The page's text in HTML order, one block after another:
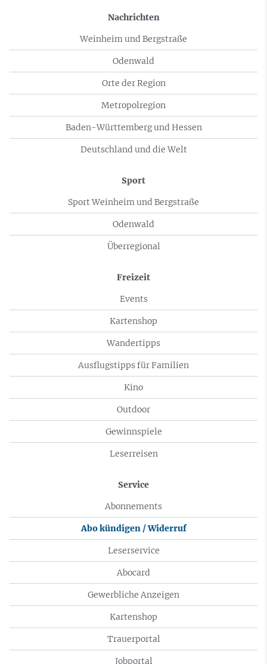
Nachrichten
Weinheim und Bergstraße
Odenwald
Orte der Region
Metropolregion
Baden-Württemberg und Hessen
Deutschland und die Welt
Sport
Sport Weinheim und Bergstraße
Odenwald
Überregional
Freizeit
Events
Kartenshop
Wandertipps
Ausflugstipps für Familien
Kino
Outdoor
Gewinnspiele
Leserreisen
Service
Abonnements
Abo kündigen / Widerruf
Leserservice
Abocard
Gewerbliche Anzeigen
Kartenshop
Trauerportal
Jobportal